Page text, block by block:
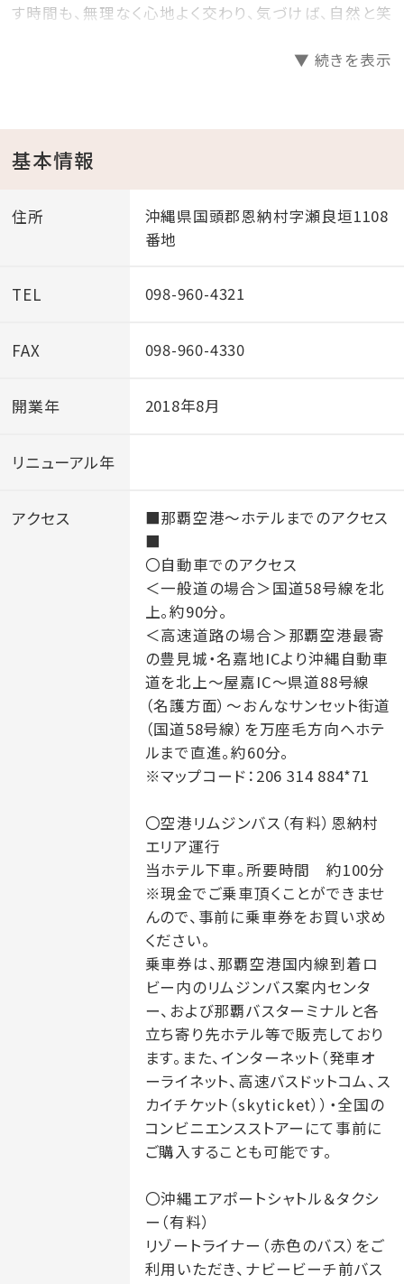
す時間も、無理なく心地よく交わり、気づけば、自然と笑
きます。ここでは、過ごし方を決める必要はありません。
瀬良垣ならではのロケーションが際立つ、唯一無二のア
イランドナイトプールで、島の夜にそっとほどけていくよ
【開催期間】６月１９日～２０２６年１０月１２日
【開催時間】１８：００〜２１：００
ル 、 ラ グ ー ン
＜ISLANDS MUSIC＆BAR＞ 瀬良垣島を存分に楽 しむ
【イべント日程】６月１９日～２０２６年１０月１２日
【開催時間】１８：００〜２１：００
※開催予定のイベントは、開催時刻並びに会場の変更
等、イベント内容に変更が生じる場合がございます。
※ 荒天 、雨天の場合は、イベントを一時中断、中止とさ
※荒天の場合は、遊泳中止とさせていただきます。
※宿泊者限定となります。
■□ 宿泊税のご案内（2027年2月1日以降のご宿泊
沖縄県の条例に基づき、2027年2月1日以降のご宿泊
金に対して2％（上限2,000円）の宿泊税を、チェックアウ
ト時に別途申し受けます。なお、宿泊税は表示されてい
る宿泊料金には含まれておりません。
※宿泊税は、食事代・消費税等を除いた「素泊まり料
金」を基準に算出し、千円未満は切り捨てとなります。
※税率が改定された場合は、予約日や支払日にかかわ
らず、改定日以降のご宿泊分に新税率が適用されます。
※ハイアット リージェンシー 瀬良垣アイランド 沖縄で
は、お客様と従業員の安全と健康を最優先事項とし、皆
さまに安心して施設をご利用いただくために、ハイアッ
トの衛生対策「グローバルケア＆クリーン」に基づき、衛
生対策を実施してまいります。詳細はホテル公式ウェブ
サイトをご参照ください。
ホテルへのメッセージ機能は停止しておりますので、他
にご要望がございましたら
▼ 続きを表示
基本情報
住所
沖縄県国頭郡恩納村字瀬良垣1108
番地
TEL 098-960-4321
FAX 098-960-4330
開業年 2018年8月
リニューアル年
アクセス
■那覇空港～ホテルまでのアクセス
■
〇自動車でのアクセス
＜一般道の場合＞国道58号線を北
上。約90分。
＜高速道路の場合＞那覇空港最寄
の豊見城・名嘉地ICより沖縄自動車
道を北上～屋嘉IC～県道88号線
（名護方面）～おんなサンセット街道
（国道58号線）を万座毛方向へホテ
ルまで直進。約60分。
※マップコード：206 314 884*71
〇空港リムジンバス（有料）恩納村
エリア運行
当ホテル下車。所要時間 約100分
※現金でご乗車頂くことができませ
んので、事前に乗車券をお買い求め
ください。
乗車券は、那覇空港国内線到着ロ
ビー内のリムジンバス案内センタ
ー、および那覇バスターミナルと各
立ち寄り先ホテル等で販売しており
ます。また、インターネット（発車オ
ーライネット、高速バスドットコム、ス
カイチケット（skyticket））・全国の
コンビニエンスストアーにて事前に
ご購入することも可能です。
〇沖縄エアポートシャトル＆タクシ
ー（有料）
リゾートライナー（赤色のバス）をご
利用いただき、ナビービーチ前バス